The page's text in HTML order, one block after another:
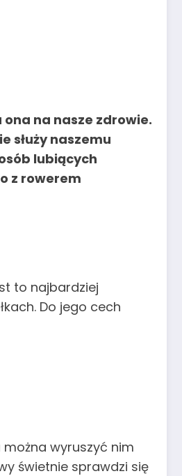
na nasze zdrowie.
służy naszemu
lubiących
z rowerem
to najbardziej
Do jego cech
wyruszyć nim
świetnie sprawdzi się